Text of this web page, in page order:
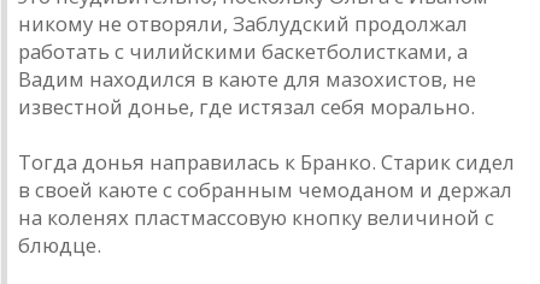
никому не отворяли, Заблудский продолжал
работать с чилийскими баскетболистками, а
Вадим находился в каюте для мазохистов, не
известной донье, где истязал себя морально.
Тогда донья направилась к Бранко. Старик сидел
в своей каюте с собранным чемоданом и держал
на коленях пластмассовую кнопку величиной с
блюдце.